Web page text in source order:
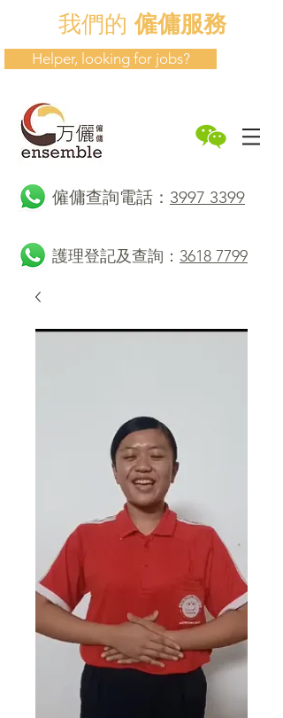
我們的僱傭服務
Helper, looking for jobs?
​僱傭查詢電話： 3997 3399
護理登記及查詢： 3618 7799